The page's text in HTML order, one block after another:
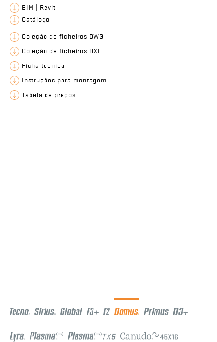
BIM | Revit
Catálogo
Coleção de ficheiros DWG
Coleção de ficheiros DXF
Ficha técnica
Instruções para montagem
Tabela de preços